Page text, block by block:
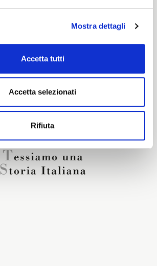
Mostra dettagli
Accetta tutti
Accetta selezionati
Rifiuta
interested in this fabric?
OUR FINANCIAL ADVISOR